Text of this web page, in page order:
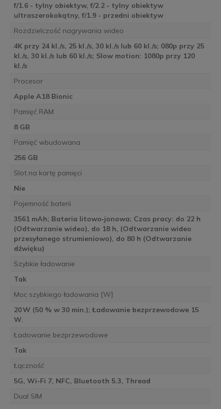
f/1.6 - tylny obiektyw, f/2.2 - tylny obiektyw
ultraszerokokątny, f/1.9 - przedni obiektyw
Rozdzielczość nagrywania wideo
4K przy 24 kl./s, 25 kl./s, 30 kl./s lub 60 kl./s; 080p przy 25
kl./s, 30 kl./s lub 60 kl./s; Slow motion: 1080p przy 120
kl./s
Procesor
Apple A18 Bionic
Pamięć RAM
8 GB
Pamięć wbudowana
256 GB
Slot na kartę pamięci
Nie
Pojemność baterii
3561 mAh; Bateria litowo‑jonowa; Czas pracy: do 22 h
(Odtwarzanie wideo), do 18 h, (Odtwarzanie wideo
przesyłanego strumieniowo), do 80 h (Odtwarzanie
dźwięku)
Szybkie ładowanie
Tak
Moc szybkiego ładowania [W]
20 W (50 % w 30 min.); Ładowanie bezprzewodowe 15
W.
Ładowanie bezprzewodowe
Tak
Łączność
5G, Wi-Fi 7, NFC, Bluetooth 5.3, Thread
Dual SIM